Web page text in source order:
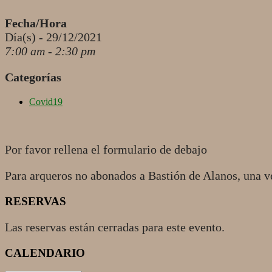
Fecha/Hora
Día(s) - 29/12/2021
7:00 am - 2:30 pm
Categorías
Covid19
Por favor rellena el formulario de debajo
Para arqueros no abonados a Bastión de Alanos,
RESERVAS
Las reservas están cerradas para este evento.
2021-
CALENDARIO